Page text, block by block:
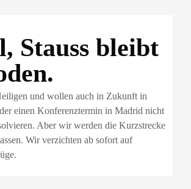
Stauss bleibt
und wollen auch in Zukunft in
einen Konferenztermin in Madrid nicht
Aber wir werden die Kurzstrecke
Wir verzichten ab sofort auf